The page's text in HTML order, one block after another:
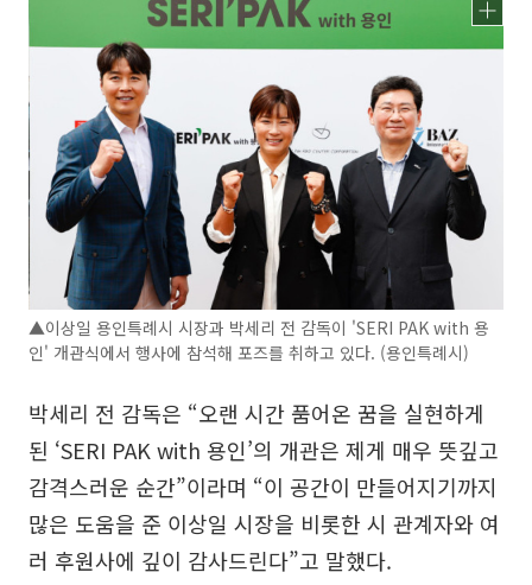
▲이상일 용인특례시 시장과 박세리 전 감독이 'SERI PAK with 용
인' 개관식에서 행사에 참석해 포즈를 취하고 있다. (용인특례시)
박세리 전 감독은 “오랜 시간 품어온 꿈을 실현하게
된 ‘SERI PAK with 용인’의 개관은 제게 매우 뜻깊고
감격스러운 순간”이라며 “이 공간이 만들어지기까지
많은 도움을 준 이상일 시장을 비롯한 시 관계자와 여
러 후원사에 깊이 감사드린다”고 말했다.